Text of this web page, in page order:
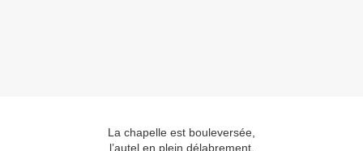
La chapelle est bouleversée,
l’autel en plein délabrement.